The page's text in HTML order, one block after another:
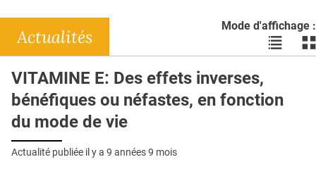
DOSSIERS
RÉSEAUX
E-REVUE SAD
L'APP
Mode d'affichage :
Voir
les
liste
les
Actualités
VITAMINE E: Des effets inverses,
bénéfiques ou néfastes, en fonction
du mode de vie
Actualité publiée il y a 9 années 9 mois